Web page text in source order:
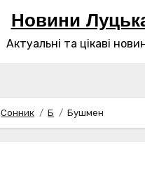
Новини
Актуальні та цікаві
Сонник Б Бушмен